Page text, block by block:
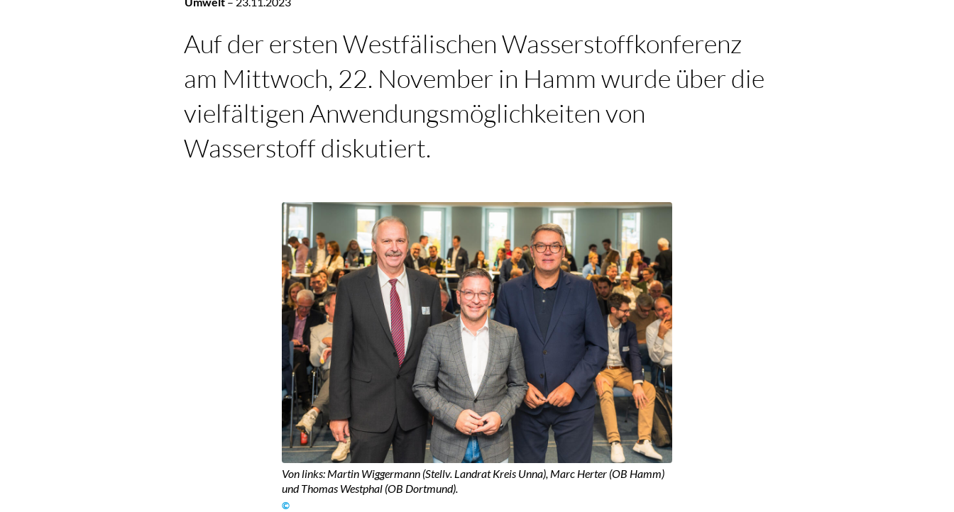
Auf der ersten Westfälischen Wasserstoffkonferenz
am Mittwoch, 22. November in Hamm wurde über die
vielfältigen Anwendungsmöglichkeiten von
Wasserstoff diskutiert.
Von links: Martin Wiggermann (Stellv. Landrat Kreis Unna), Marc Herter (OB Hamm)
und Thomas Westphal (OB Dortmund).
©